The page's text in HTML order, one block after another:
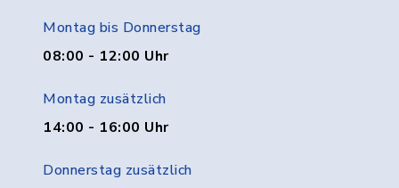
Montag bis Donnerstag
08:00 - 12:00 Uhr
Montag zusätzlich
14:00 - 16:00 Uhr
Donnerstag zusätzlich